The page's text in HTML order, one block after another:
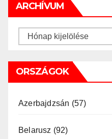
ARCHÍVUM
Archívum
ORSZÁGOK
Azerbajdzsán (57)
Belarusz (92)